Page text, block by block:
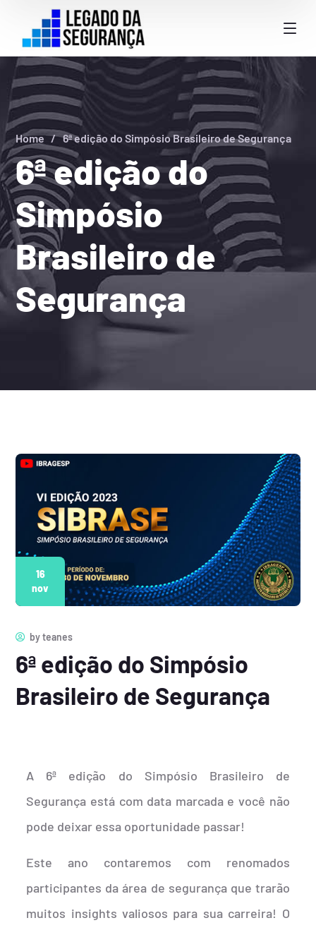
6ª edição do
Simpósio
Brasileiro de
Segurança
Home 6ª edição do Simpósio Brasileiro de Segurança
16
nov
byteanes
6ª edição do Simpósio
Brasileiro de Segurança
A 6ª edição do Simpósio Brasileiro de
Segurança está com data marcada e você não
pode deixar essa oportunidade passar!
Este ano contaremos com renomados
participantes da área de segurança que trarão
muitos insights valiosos para sua carreira! O